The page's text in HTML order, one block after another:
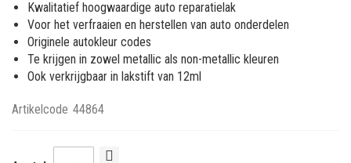
gallerij
Kwalitatief hoogwaardige auto reparatielak
Voor het verfraaien en herstellen van auto onderdelen
Originele autokleur codes
Te krijgen in zowel metallic als non-metallic kleuren
Ook verkrijgbaar in lakstift van 12ml
Artikelcode 44864